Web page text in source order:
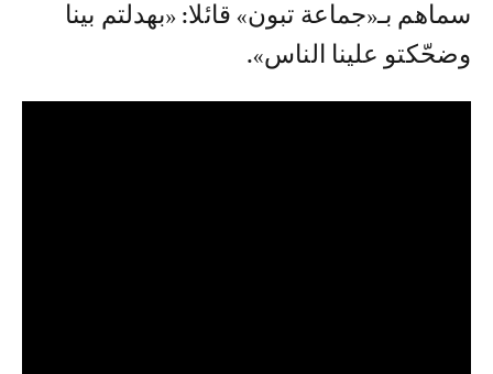
سماهم بـ«جماعة تبون» قائلا: «بهدلتم بينا
وضحّكتو علينا الناس».